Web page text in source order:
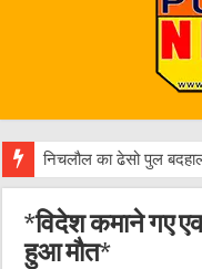
जल
*विदेश कमाने गए
हुआ मौत*